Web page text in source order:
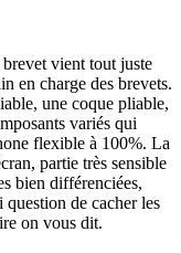
vient tout juste
en charge des brevets.
une coque pliable,
variés qui
flexible à 100%. La
partie très sensible
bien différenciées,
question de cacher les
on vous dit.